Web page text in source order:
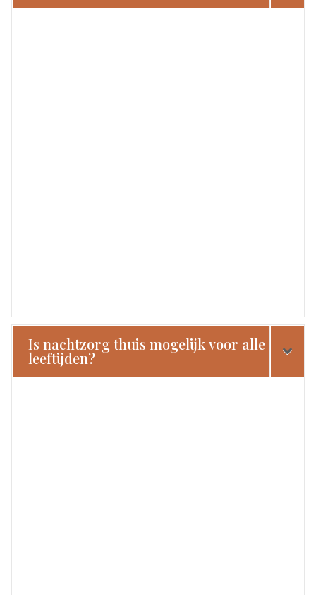
Is nachtzorg thuis mogelijk voor alle
leeftijden?